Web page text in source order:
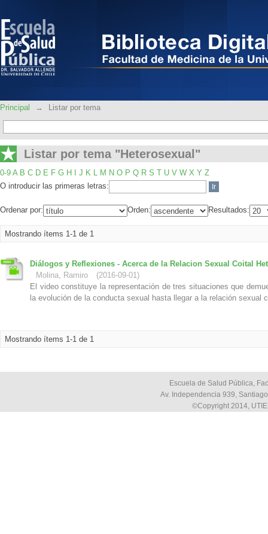
Principal → Listar por tema
Listar por tema "Heterosexual"
0-9 A B C D E F G H J K L M N O P Q R S T U V W X Y Z
O introducir las primeras letras:
Ordenar por: Orden: Resultados:
Mostrando ítems 1-1 de 1
Diálogos y Reflexiones - Acerca de la Relacion Sexual Coital
Molina, Ramiro
(2016-09-01)
El video constituye la representación de tres situaciones que
la evolución de la conducta sexual hasta llegar a la relación sexual
Mostrando ítems 1-1 de 1
Escuela de Salud Pública,
Av. Independencia 939,
©Copyright 2014,